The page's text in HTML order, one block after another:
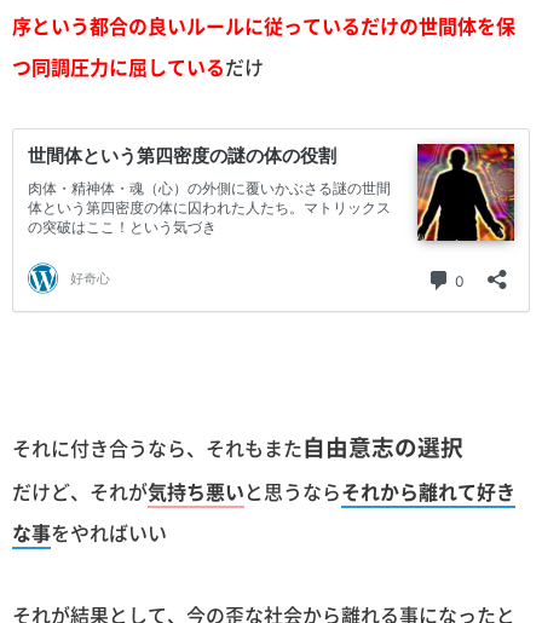
序という都合の良いルールに従っているだけの世間体を保
つ同調圧力に屈しているだけ
それに付き合うなら、それもまた自由意志の選択
だけど、それが気持ち悪いと思うならそれから離れて好き
な事をやればいい
それが結果として、今の歪な社会から離れる事になったと